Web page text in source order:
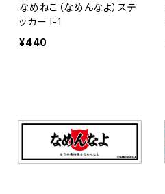
なめねこ（なめんなよ）ステ
ッカー I-1
¥440